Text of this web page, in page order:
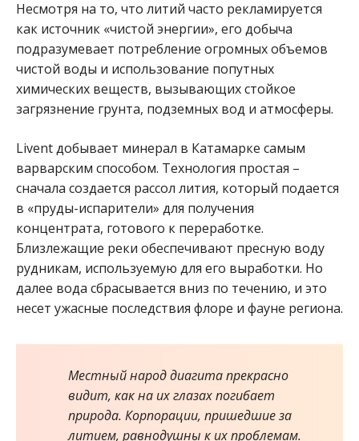
Несмотря на то, что литий часто рекламируется
как источник «чистой энергии», его добыча
подразумевает потребление огромных объемов
чистой воды и использование попутных
химических веществ, вызывающих стойкое
загрязнение грунта, подземных вод и атмосферы.
Livent добывает минерал в Катамарке самым
варварским способом. Технология простая –
сначала создается рассол лития, который подается
в «пруды-испарители» для получения
концентрата, готового к переработке.
Близлежащие реки обеспечивают пресную воду
рудникам, используемую для его выработки. Но
далее вода сбрасывается вниз по течению, и это
несет ужасные последствия флоре и фауне региона.
Местный народ диагита прекрасно
видит, как на их глазах погибает
природа. Корпорации, пришедшие за
литием, равнодушны к их проблемам.